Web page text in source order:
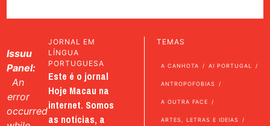
Issuu
Panel:
An
error
occurred
JORNAL EM
LÍNGUA
PORTUGUESA
Este é o jornal
Hoje Macau na
internet. Somos
as notícias, a
TEMAS
A CANHOTA AI PORTUGAL
ANTROPOFOBIAS
A OUTRA FACE
ARTES, LETRAS E IDEIAS